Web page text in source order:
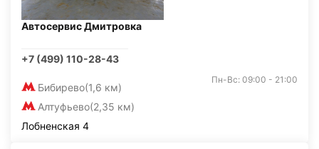
Автосервис Дмитровка
+7 (499) 110-28-43
Бибирево(1,6 км)
Алтуфьево(2,35 км)
Пн-Вс: 09:00 - 21:00
Лобненская 4